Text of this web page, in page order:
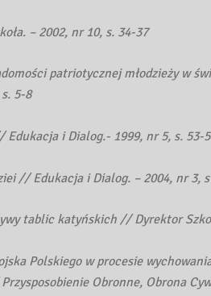
– 2002, nr 10, s. 34-37
patriotycznej młodzieży w
5-8
i Dialog.- 1999, nr 5, s. 53-
// Edukacja i Dialog. – 2004, nr 3,
tablic katyńskich // Dyrektor
Polskiego w procesie
Obronne, Obrona